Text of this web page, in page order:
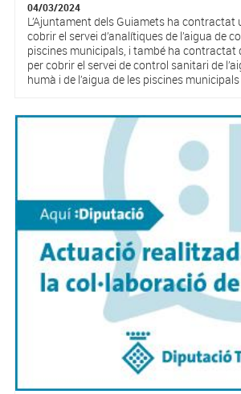
04/03/2024
L’Ajuntament dels Guiamets ha contractat
cobrir el servei d’analítiques de l’aigua de
piscines municipals, i també ha contractat
per cobrir el servei de control sanitari de
humà i de l’aigua de les piscines